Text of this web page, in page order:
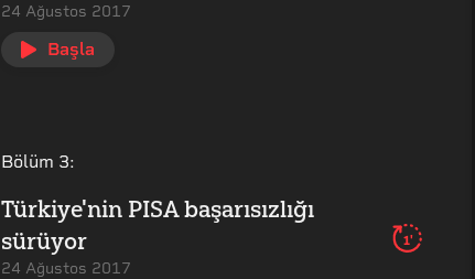
24 Ağustos 2017
Başla
Bölüm 3:
Türkiye'nin PISA başarısızlığı
sürüyor
24 Ağustos 2017
1'